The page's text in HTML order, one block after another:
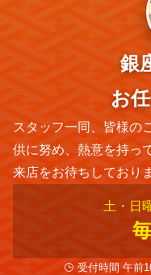
銀
お
スタッフ一同、皆様の
供に努め、熱意を持っ
来店をお待ちしており
土・日
受付時間 午前